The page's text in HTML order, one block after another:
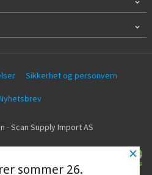
Sikkerhet og personvern
- Scan Supply Import AS
×
sommer 26.